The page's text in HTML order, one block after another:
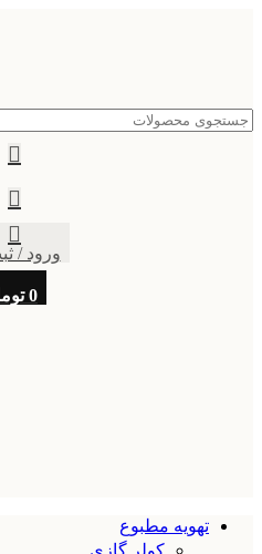
ورود /
0
تهویه مطبوع
کولر گازی